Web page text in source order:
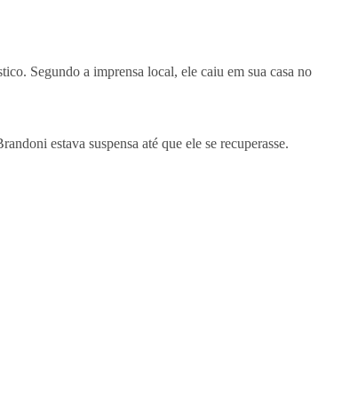
Segundo a imprensa local, ele caiu em sua casa no
estava suspensa até que ele se recuperasse.